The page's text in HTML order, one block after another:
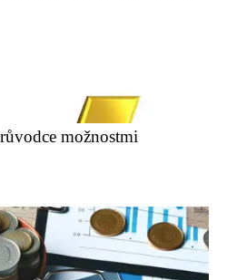
možnostmi